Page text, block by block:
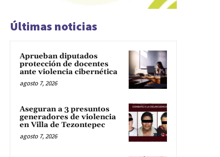
Últimas noticias
Aprueban diputados
protección de docentes
ante violencia cibernética
agosto 7, 2026
Aseguran a 3 presuntos
generadores de violencia
en Villa de Tezontepec
agosto 7, 2026